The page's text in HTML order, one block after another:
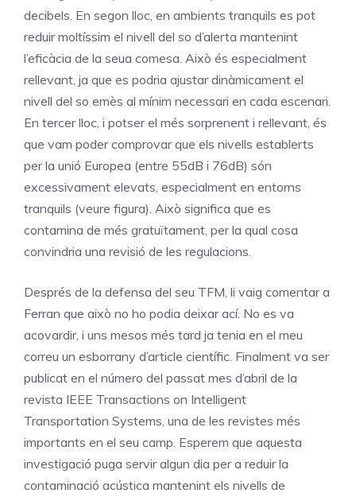
decibels. En segon lloc, en ambients tranquils es pot
reduir moltíssim el nivell del so d’alerta mantenint
l’eficàcia de la seua comesa. Això és especialment
rellevant, ja que es podria ajustar dinàmicament el
nivell del so emès al mínim necessari en cada escenari.
En tercer lloc, i potser el més sorprenent i rellevant, és
que vam poder comprovar que els nivells establerts
per la unió Europea (entre 55dB i 76dB) són
excessivament elevats, especialment en entorns
tranquils (veure figura). Això significa que es
contamina de més gratuïtament, per la qual cosa
convindria una revisió de les regulacions.
Després de la defensa del seu TFM, li vaig comentar a
Ferran que això no ho podia deixar ací. No es va
acovardir, i uns mesos més tard ja tenia en el meu
correu un esborrany d’article científic. Finalment va ser
publicat en el número del passat mes d’abril de la
revista IEEE Transactions on Intelligent
Transportation Systems, una de les revistes més
importants en el seu camp. Esperem que aquesta
investigació puga servir algun dia per a reduir la
contaminació acústica mantenint els nivells de